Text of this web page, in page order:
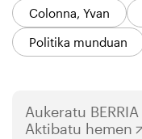
Colonna, Yvan
Politika munduan
Aukeratu BERRIA
Aktibatu hemen